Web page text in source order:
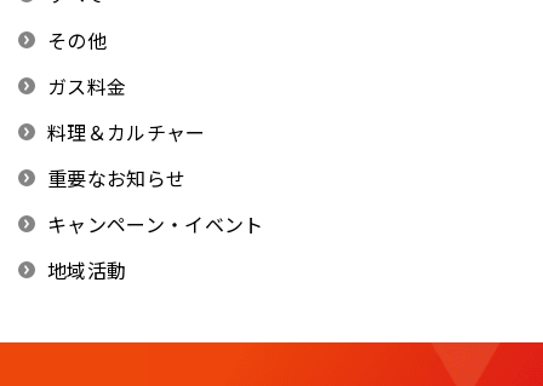
その他
ガス料金
料理＆カルチャー
重要なお知らせ
キャンペーン・イベント
地域活動